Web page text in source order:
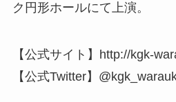
ク円形ホールにて上演。
【公式サイト】http://kgk-
【公式Twitter】